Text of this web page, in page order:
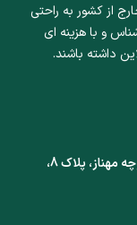
از کشور به راحتی
و با هزینه ای
داشته باشند.
تهران، خ ولیعصر، نرسیده به پل پارک وی، کوچه مهناز، پلاک 8،